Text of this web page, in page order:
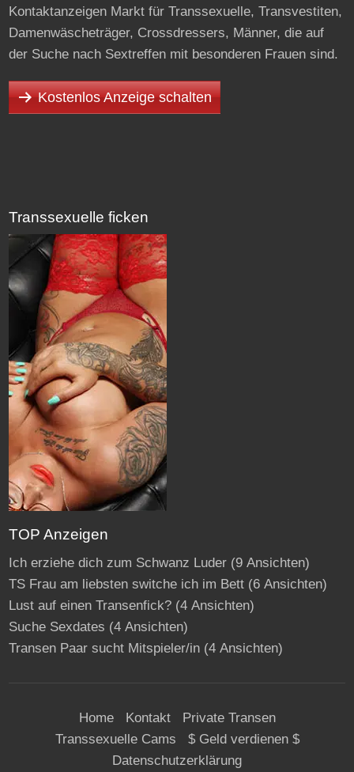
Kontaktanzeigen Markt für Transsexuelle, Transvestiten,
Damenwäscheträger, Crossdressers, Männer, die auf
der Suche nach Sextreffen mit besonderen Frauen sind.
Kostenlos Anzeige schalten
Transsexuelle ficken
TOP Anzeigen
Ich erziehe dich zum Schwanz Luder(9 Ansichten)
TS Frau am liebsten switche ich im Bett(6 Ansichten)
Lust auf einen Transenfick?(4 Ansichten)
Suche Sexdates (4 Ansichten)
Transen Paar sucht Mitspieler/in(4 Ansichten)
Home Kontakt
Private Transen
Transsexuelle Cams
$ Geld verdienen $
Datenschutzerklärung